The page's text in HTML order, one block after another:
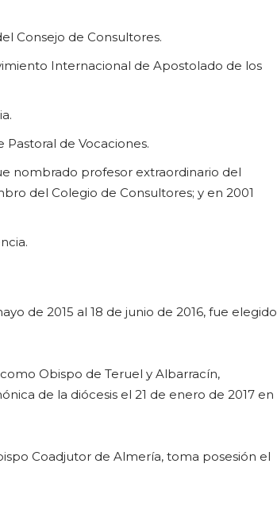
Consejo de Consultores.
Internacional de Apostolado de los
de Vocaciones.
nombrado profesor extraordinario del
del Colegio de Consultores; y en 2001
de 2015 al 18 de junio de 2016, fue elegido
Obispo de Teruel y Albarracín,
de la diócesis el 21 de enero de 2017 en
Coadjutor de Almería, toma posesión el